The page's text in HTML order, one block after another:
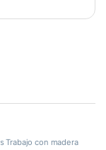
Trabajo con madera